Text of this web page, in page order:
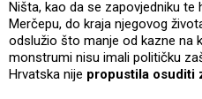
Ništa, kao da se zapovjedniku
Merčepu, do kraja njegovog
odslužio što manje od kazne na
monstrumi nisu imali političku
Hrvatska nije propustila osuditi